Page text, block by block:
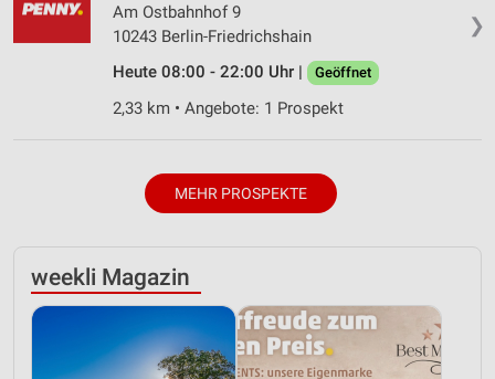
❯
Am Ostbahnhof 9
10243 Berlin-Friedrichshain
Heute 08:00 - 22:00 Uhr |
Geöffnet
2,33 km • Angebote: 1 Prospekt
MEHR PROSPEKTE
weekli Magazin